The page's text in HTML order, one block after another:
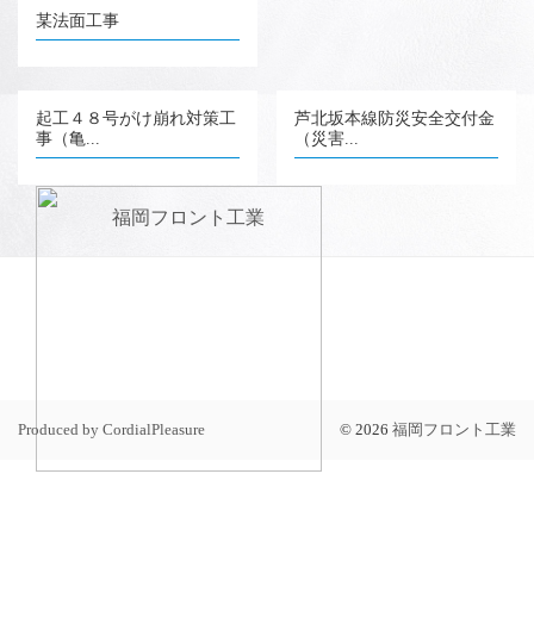
某法面工事
起工４８号がけ崩れ対策工
事（亀...
芦北坂本線防災安全交付金
（災害...
Produced by CordialPleasure © 2026 福岡フロント工業